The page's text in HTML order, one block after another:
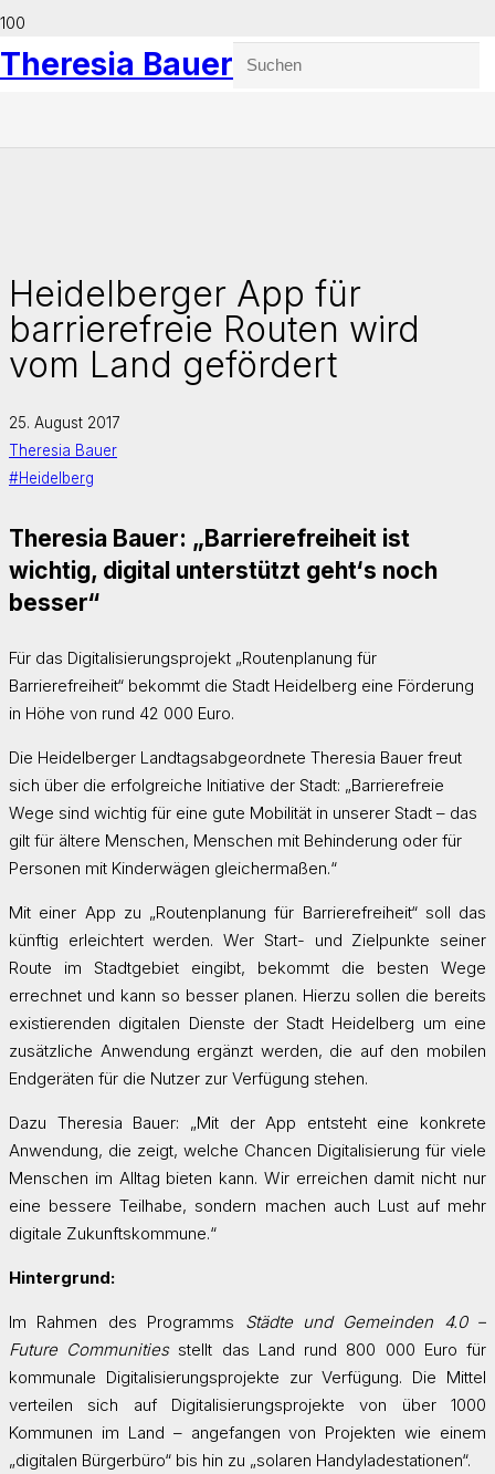
Theresia Bauer
Heidelberger App für
barrierefreie Routen wird
vom Land gefördert
25. August 2017
Theresia Bauer
#Heidelberg
Theresia Bauer: „Barrierefreiheit ist
wichtig, digital unterstützt geht‘s noch
besser“
Für das Digitalisierungsprojekt „Routenplanung für
Barrierefreiheit“ bekommt die Stadt Heidelberg eine Förderung
in Höhe von rund 42 000 Euro.
Die Heidelberger Landtagsabgeordnete Theresia Bauer freut
sich über die erfolgreiche Initiative der Stadt: „Barrierefreie
Wege sind wichtig für eine gute Mobilität in unserer Stadt – das
gilt für ältere Menschen, Menschen mit Behinderung oder für
Personen mit Kinderwägen gleichermaßen.“
Mit einer App zu „Routenplanung für Barrierefreiheit“ soll das
künftig erleichtert werden. Wer Start- und Zielpunkte seiner
Route im Stadtgebiet eingibt, bekommt die besten Wege
errechnet und kann so besser planen. Hierzu sollen die bereits
existierenden digitalen Dienste der Stadt Heidelberg um eine
zusätzliche Anwendung ergänzt werden, die auf den mobilen
Endgeräten für die Nutzer zur Verfügung stehen.
Dazu Theresia Bauer: „Mit der App entsteht eine konkrete
Anwendung, die zeigt, welche Chancen Digitalisierung für viele
Menschen im Alltag bieten kann. Wir erreichen damit nicht nur
eine bessere Teilhabe, sondern machen auch Lust auf mehr
digitale Zukunftskommune.“
Hintergrund:
Im Rahmen des Programms Städte und Gemeinden 4.0 –
Future Communitiesstellt das Land rund 800 000 Euro für
kommunale Digitalisierungsprojekte zur Verfügung. Die Mittel
verteilen sich auf Digitalisierungsprojekte von über 1000
Kommunen im Land – angefangen von Projekten wie einem
„digitalen Bürgerbüro“ bis hin zu „solaren Handyladestationen“.